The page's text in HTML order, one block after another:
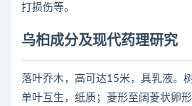
打损伤等。
乌桕成分及现代药理研究
落叶乔木，高可达15米，具乳液。
单叶互生，纸质；菱形至阔菱状卵